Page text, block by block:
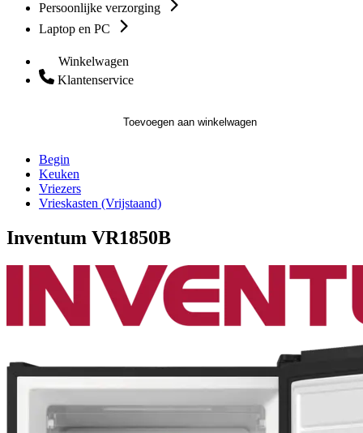
Persoonlijke verzorging
Laptop en PC
Winkelwagen
Klantenservice
Toevoegen aan winkelwagen
Begin
Keuken
Vriezers
Vrieskasten (Vrijstaand)
Inventum VR1850B